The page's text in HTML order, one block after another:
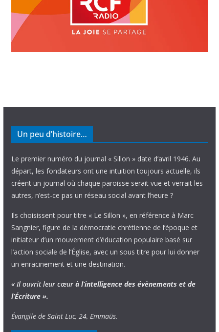
Un peu d’histoire…
Le premier numéro du journal « Sillon » date d’avril 1946. Au
départ, les fondateurs ont une intuition toujours actuelle, ils
créent un journal où chaque paroisse serait vue et verrait les
autres, n’est-ce pas un réseau social avant l’heure ?
Ils choisissent pour titre « Le Sillon », en référence à Marc
Sangnier, figure de la démocratie chrétienne de l’époque et
initiateur d’un mouvement d’éducation populaire basé sur
l’action sociale de l’Église, avec un sous titre pour lui donner
un enracinement et une destination.
« Il ouvrit leur cœur à l’intelligence des évènements et de
l’Écriture ».
Évangile de Saint Luc, 24, Emmaüs.